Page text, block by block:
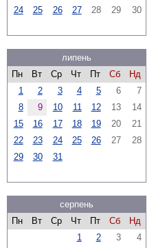
24
25 26 27 28 29 30
липень
Пн
Вт Ср Чт Пт Сб
Нд
1
2 3 4 5 6
7
8
9 10 11 12 13
14
15
16 17 18 19 20
21
22
23 24 25 26 27
28
29
30 31
серпень
Пн
Вт Ср Чт Пт Сб
Нд
1
2 3
4